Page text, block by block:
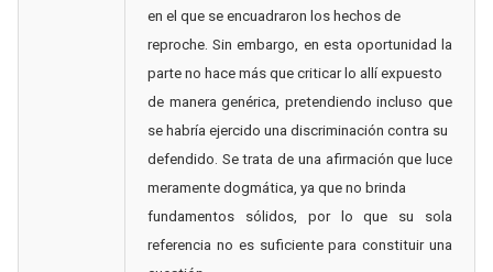
en el que se encuadraron los hechos de
reproche. Sin embargo, en esta oportunidad la
parte no hace más que criticar lo allí expuesto
de manera genérica, pretendiendo incluso que
se habría ejercido una discriminación contra su
defendido. Se trata de una afirmación que luce
meramente dogmática, ya que no brinda
fundamentos sólidos, por lo que su sola
referencia no es suficiente para constituir una